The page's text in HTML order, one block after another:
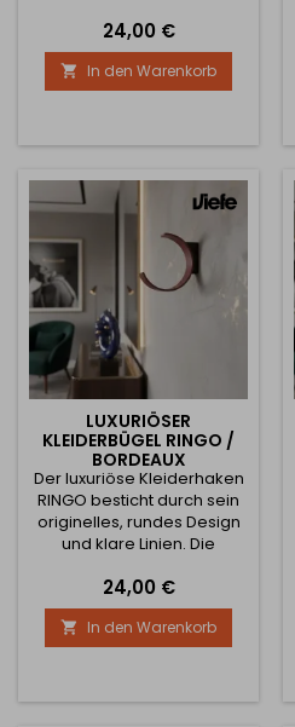
Oberfläche passt
hervorragend zu
minimalistischen,
industriellen und
Interieurs. Die stabile
einen zuverlässigen Platz
zum Aufhängen von
Mänteln, Jacken,
Handtaschen,
Rucksäcken,...
Preis
24,00 €
 In den Warenkorb
LUXURIÖSER
KLEIDERBÜGEL RINGO /
BORDEAUX
Der luxuriöse Kleiderhaken
RINGO besticht durch sein
originelles, rundes Design
und klare Linien. Die
Oberfläche verleiht dem
Interieur einen markanten
Charakter und einen Hauch
von Luxus, wodurch er sich
und designorientierte
Preis
24,00 €
 In den Warenkorb